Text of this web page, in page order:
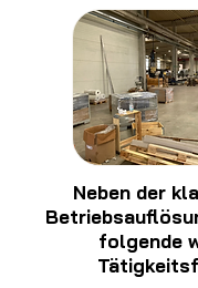
Neben der
folgende